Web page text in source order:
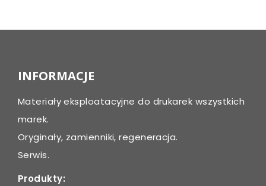
navigation
INFORMACJE
Materiały eksploatacyjne do drukarek wszystkich
marek.
Oryginały, zamienniki, regeneracja.
Serwis.
Produkty: